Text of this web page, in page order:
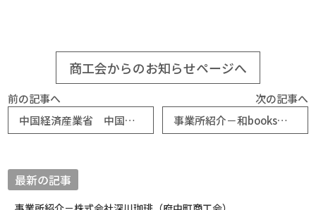
商工会からのお知らせページへ
前の記事へ
中国経済産業省 中国地域の建設業者等を対象としたセミナーのご案内
次の記事へ
事業所紹介－和books（祇園町商工会）
最新の記事